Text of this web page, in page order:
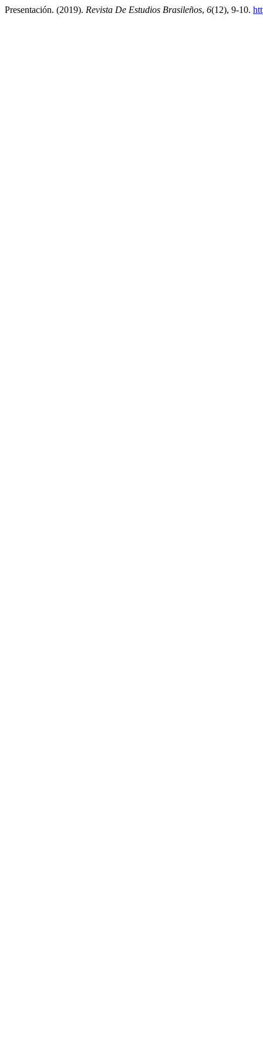
Presentación. (2019). Revista De Estudios Brasileños, 6(12), 9-10.